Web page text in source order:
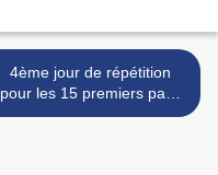
4ème jour de répétition
pour les 15 premiers pays
de la première demi-finale >